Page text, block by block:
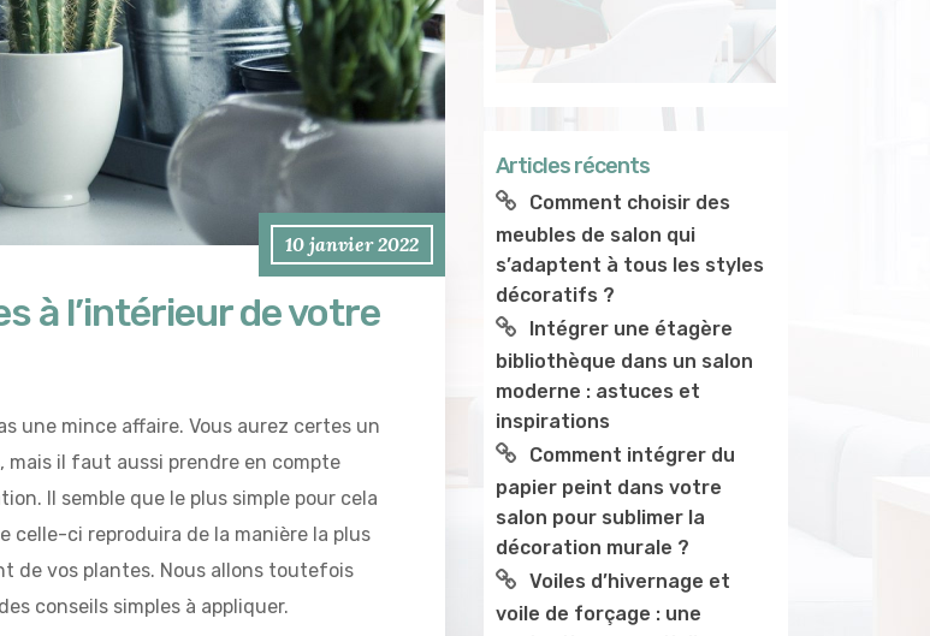
10 janvier 2022
à l’intérieur de votre
une mince affaire. Vous aurez certes un
il faut aussi prendre en compte
Il semble que le plus simple pour cela
celle-ci reproduira de la manière la plus
de vos plantes. Nous allons toutefois
conseils simples à appliquer.
Articles récents
Comment choisir des
meubles de salon qui
s’adaptent à tous les styles
décoratifs ?
Intégrer une étagère
bibliothèque dans un salon
moderne : astuces et
inspirations
Comment intégrer du
papier peint dans votre
salon pour sublimer la
décoration murale ?
Voiles d’hivernage et
voile de forçage : une